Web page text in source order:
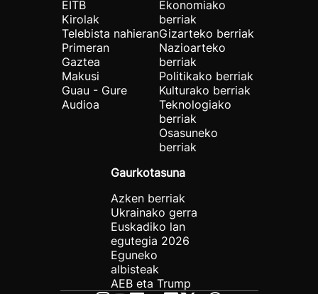
EITB
Kirolak
Telebista nahieran
Primeran
Gaztea
Makusi
Guau - Gure
Audioa
Ekonomiako
berriak
Gizarteko berriak
Nazioarteko
berriak
Politikako berriak
Kulturako berriak
Teknologiako
berriak
Osasuneko
berriak
Gaurkotasuna
Azken berriak
Ukrainako gerra
Euskadiko lan
egutegia 2026
Eguneko
albisteak
AEB eta Trump